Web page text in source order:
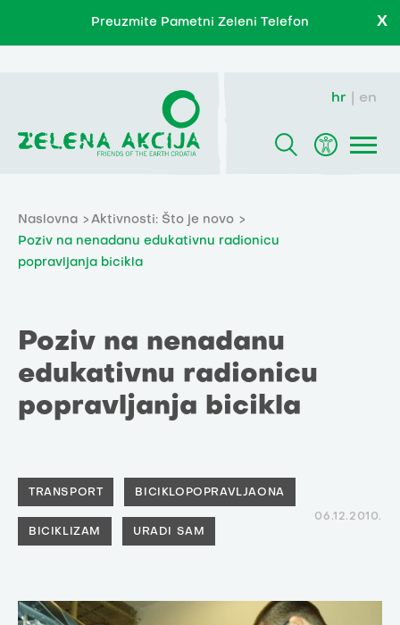
Preuzmite Pametni Zeleni Telefon X
hr en
Naslovna
Aktivnosti: Što je novo
Poziv na nenadanu edukativnu radionicu
popravljanja bicikla
Poziv na nenadanu
edukativnu radionicu
popravljanja bicikla
TRANSPORT BICIKLOPOPRAVLJAONA
BICIKLIZAM URADI SAM
06.12.2010.